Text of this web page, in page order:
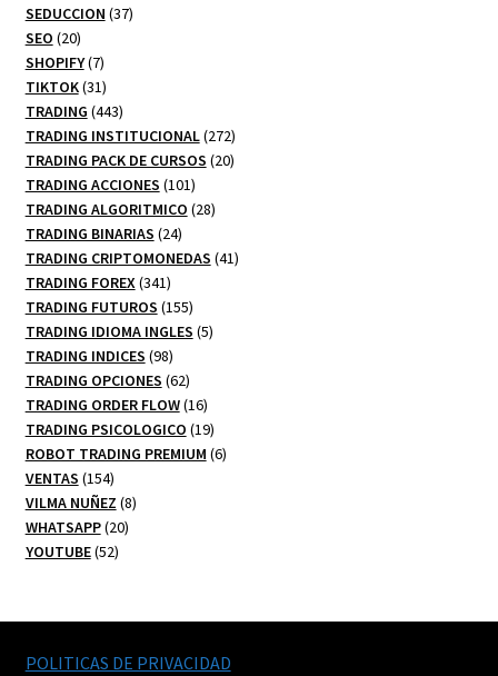
SEDUCCION 3737
SEO 2020
productos
SHOPIFY 77
productos
TIKTOK 3131
productos
TRADING 443443
productos
TRADING INSTITUCIONAL 272272
productos
TRADING PACK DE CURSOS 2020
TRADING ACCIONES 101101
productos
TRADING ALGORITMICO 2828
TRADING BINARIAS 2424
productos
TRADING CRIPTOMONEDAS 4141
TRADING FOREX 341341
productos
TRADING FUTUROS 155155
productos
TRADING IDIOMA INGLES 55
TRADING INDICES 9898
productos
TRADING OPCIONES 6262
productos
TRADING ORDER FLOW 1616
productos
TRADING PSICOLOGICO 1919
productos
ROBOT TRADING PREMIUM 66
VENTAS 154154
productos
VILMA NUÑEZ 88
WHATSAPP 2020
YOUTUBE 5252
POLITICAS DE PRIVACIDAD